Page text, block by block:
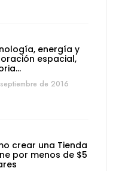
energía y
espacial,
de 2016
crear una Tienda
por menos de $5